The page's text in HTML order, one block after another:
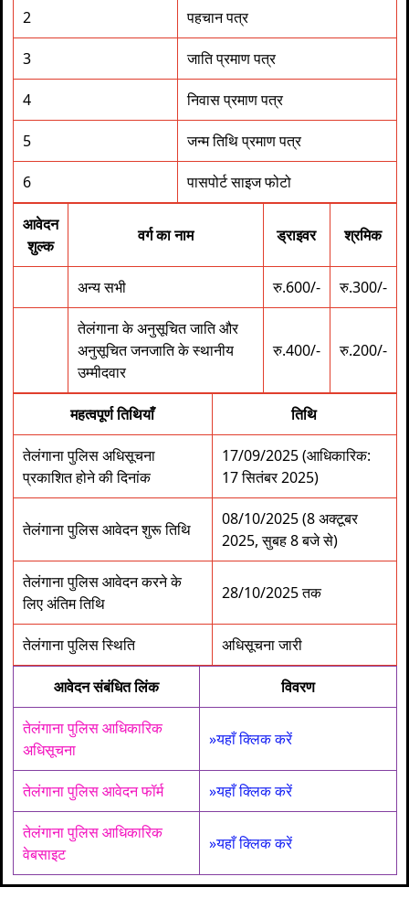
2 पहचान पत्र
3 जाति प्रमाण पत्र
4 निवास प्रमाण पत्र
5 जन्म तिथि प्रमाण पत्र
6 पासपोर्ट साइज फोटो
आवेदन
शुल्क
वर्ग का नाम ड्राइवर श्रमिक
अन्य सभी रु.600/- रु.300/-
तेलंगाना के अनुसूचित जाति और
अनुसूचित जनजाति के स्थानीय
उम्मीदवार
रु.400/- रु.200/-
महत्वपूर्ण तिथियाँ तिथि
तेलंगाना पुलिस अधिसूचना
प्रकाशित होने की दिनांक
17/09/2025 (आधिकारिक:
17 सितंबर 2025)
तेलंगाना पुलिस आवेदन शुरू तिथि
08/10/2025 (8 अक्टूबर
2025, सुबह 8 बजे से)
तेलंगाना पुलिस आवेदन करने के
लिए अंतिम तिथि
28/10/2025 तक
तेलंगाना पुलिस स्थिति अधिसूचना जारी
आवेदन संबंधित लिंक विवरण
तेलंगाना पुलिस आधिकारिक
अधिसूचना
»यहाँ क्लिक करें
तेलंगाना पुलिस आवेदन फॉर्म »यहाँ क्लिक करें
तेलंगाना पुलिस आधिकारिक
वेबसाइट
»यहाँ क्लिक करें